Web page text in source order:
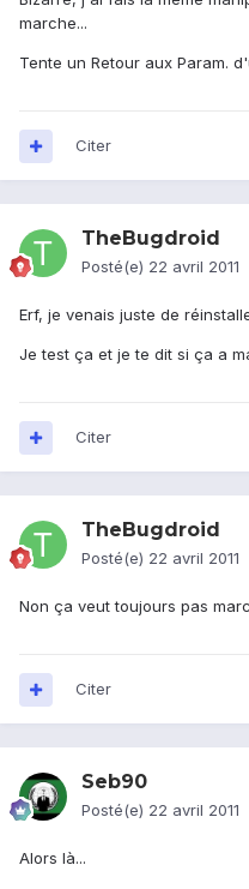
marche...
Tente un Retour aux Param.
Citer
TheBugdroid
Posté(e) 22 avril 2011
Erf, je venais juste de
Je test ça et je te dit si ça a
Citer
TheBugdroid
Posté(e) 22 avril 2011
Non ça veut toujours pas
Citer
Seb90
Posté(e) 22 avril 2011
Alors là...